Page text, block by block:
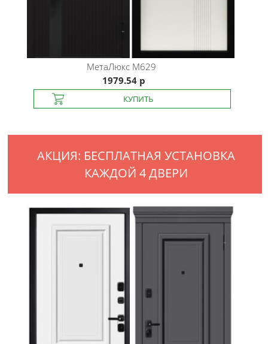
МетаЛюксM629
1979.54 р
АКЦИЯ: БЕСПЛАТНАЯ УСТАНОВКА
КАЖДОЙ 4 ДВЕРИ